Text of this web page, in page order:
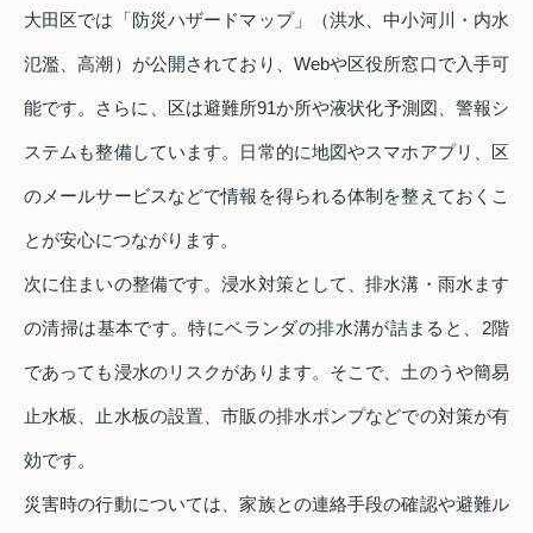
大田区では「防災ハザードマップ」（洪水、中小河川・内水
氾濫、高潮）が公開されており、Webや区役所窓口で入手可
能です。さらに、区は避難所91か所や液状化予測図、警報シ
ステムも整備しています。日常的に地図やスマホアプリ、区
のメールサービスなどで情報を得られる体制を整えておくこ
とが安心につながります。
次に住まいの整備です。浸水対策として、排水溝・雨水ます
の清掃は基本です。特にベランダの排水溝が詰まると、2階
であっても浸水のリスクがあります。そこで、土のうや簡易
止水板、止水板の設置、市販の排水ポンプなどでの対策が有
効です。
災害時の行動については、家族との連絡手段の確認や避難ル